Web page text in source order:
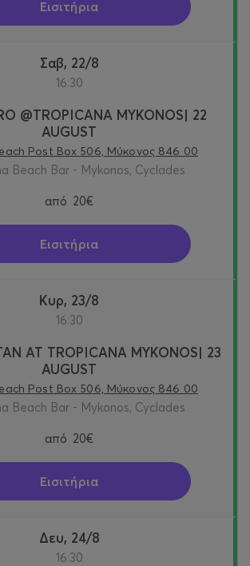
Εισιτήρια
Σαβ, 22/8
16:30
@TROPICANA MYKONOS| 22
AUGUST
Post Box 506, Μύκονος 846 00
Beach Bar - Mykonos, Cyclades
από 20€
Εισιτήρια
Κυρ, 23/8
16:30
AT TROPICANA MYKONOS| 23
AUGUST
Post Box 506, Μύκονος 846 00
Beach Bar - Mykonos, Cyclades
από 20€
Εισιτήρια
Δευ, 24/8
16:30